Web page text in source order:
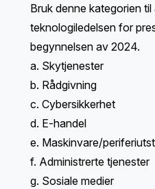
Bruk denne kategorien
teknologiledelsen for
begynnelsen av 2024.
a. Skytjenester
b. Rådgivning
c. Cybersikkerhet
d. E-handel
e. Maskinvare/
f. Administrerte tjenester
g. Sosiale medier